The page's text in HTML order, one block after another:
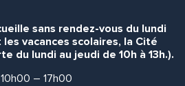
sans rendez-vous du lundi
vacances scolaires, la Cité
du lundi au jeudi de 10h à 13h.).
10h00 – 17h00